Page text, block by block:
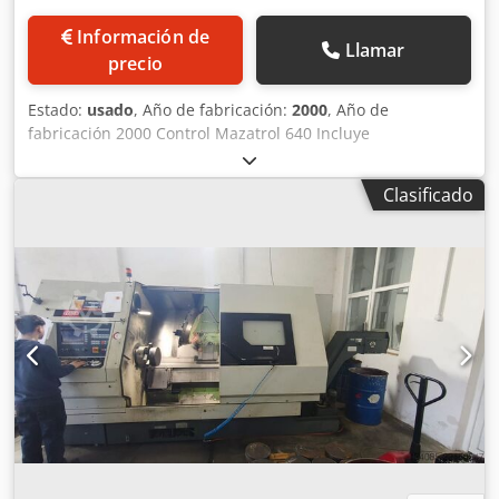
Información de
precio
Llamar
Estado: usado, Año de fabricación: 2000, Año de
fabricación 2000 Control Mazatrol 640 Incluye
documentación Transportador de virutas DATOS TÉCNICOS
– MAZAK INTEGREX 200SY Rendimiento / Capacidad Máx.
rango de giro: Ø 540 mm Tamaño del plato de sujeción: 8"
mecanizado: 1018 mm Máx. diámetro exterior para
material en barra: Ø 51 mm Husillo principal Nariz del
husillo: JIS A2-6" Diámetro del orificio del husillo: Ø 61 mm
Velocidad del husillo: 35 – 5000 rpm (estándar) / 35 – 4500
rpm (opción: 5000)* Potencia del motor (potencia a 30
min): 22 kW (18,5 kW*) Máx. par motor: 350 Nm (35,7 kgf·m)
Husillo secundario (contrahusillo) Nariz del husillo: JIS A2-
6" Diámetro del orificio del husillo: Ø 44 mm Velocidad del
husillo: 35 – 5000 rpm Potencia del motor (potencia a 10
min): 7,5 kW Máx. par motor: 57 Nm (5,8 kgf·m) Torreta /
Clasificado